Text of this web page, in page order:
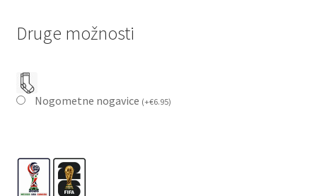
Druge možnosti
Nogometne nogavice (+€6.95)